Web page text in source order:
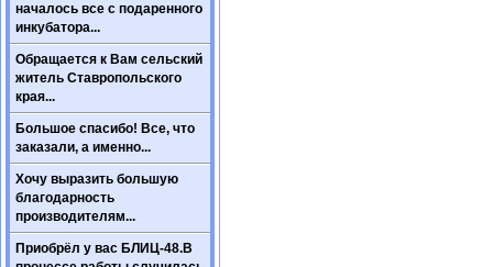
началось все с подаренного
инкубатора...
Обращается к Вам сельский
житель Ставропольского
края...
Большое спасибо! Все, что
заказали, а именно...
Хочу выразить большую
благодарность
производителям...
Приобрёл у вас БЛИЦ-48.В